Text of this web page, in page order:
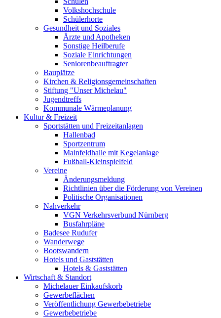
Volkshochschule
Schülerhorte
Gesundheit und Soziales
Ärzte und Apotheken
Sonstige Heilberufe
Soziale Einrichtungen
Seniorenbeauftragter
Bauplätze
Kirchen & Religionsgemeinschaften
Stiftung "Unser Michelau"
Jugendtreffs
Kommunale Wärmeplanung
Kultur & Freizeit
Sportstätten und Freizeitanlagen
Hallenbad
Sportzentrum
Mainfeldhalle mit Kegelanlage
Fußball-Kleinspielfeld
Vereine
Änderungsmeldung
Richtlinien über die Förderung von Vereinen
Politische Organisationen
Nahverkehr
VGN Verkehrsverbund Nürnberg
Busfahrpläne
Badesee Rudufer
Wanderwege
Bootswandern
Hotels und Gaststätten
Hotels & Gaststätten
Wirtschaft & Standort
Michelauer Einkaufskorb
Gewerbeflächen
Veröffentlichung Gewerbebetriebe
Gewerbebetriebe